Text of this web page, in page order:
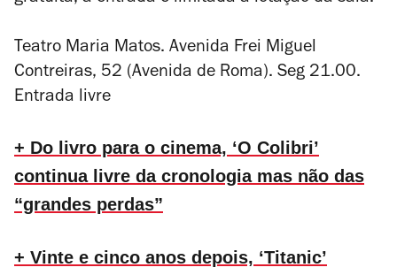
Teatro Maria Matos. Avenida Frei Miguel
Contreiras, 52 (Avenida de Roma). Seg 21.00.
Entrada livre
+ Do livro para o cinema, ‘O Colibri’
continua livre da cronologia mas não das
“grandes perdas”
+ Vinte e cinco anos depois, ‘Titanic’